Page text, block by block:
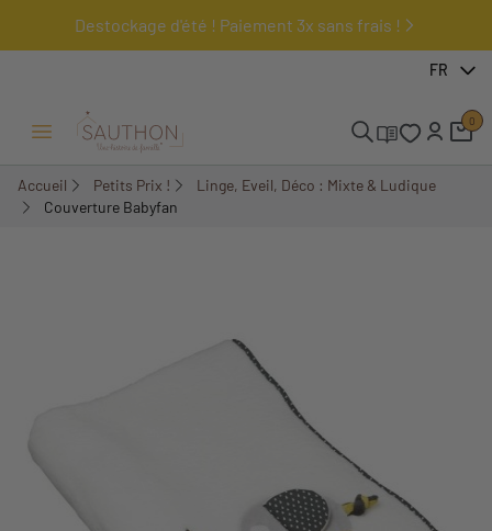
Destockage d'été ! Paiement 3x sans frais !
FR
Ouvrir/Fermer menu
0
Accueil Petits Prix !
Linge, Eveil, Déco : Mixte & Ludique
Couverture Babyfan
-49,99%